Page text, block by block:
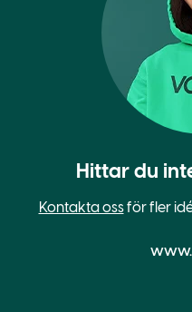
Hittar du
Kontakta ossför fler